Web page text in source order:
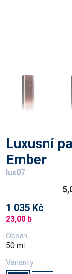
Luxusní
Ember
lux07
1 035 Kč
23,00 b
Obsah
50 ml
Varianty